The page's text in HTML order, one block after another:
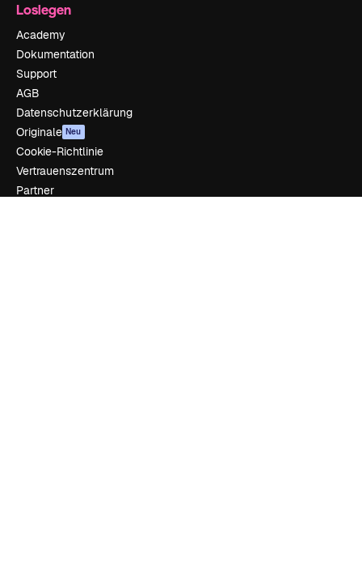
Loslegen
Academy
Dokumentation
Support
AGB
Datenschutzerklärung
Originale Neu
Cookie-Richtlinie
Vertrauenszentrum
Partner